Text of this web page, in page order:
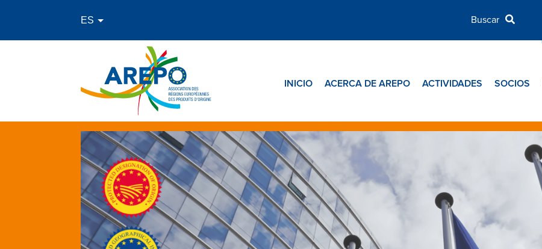
INICIO ACERCA DE AREPO ACTIVIDADES SOCIOS